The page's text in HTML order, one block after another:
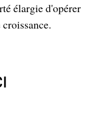
élargie d'opérer